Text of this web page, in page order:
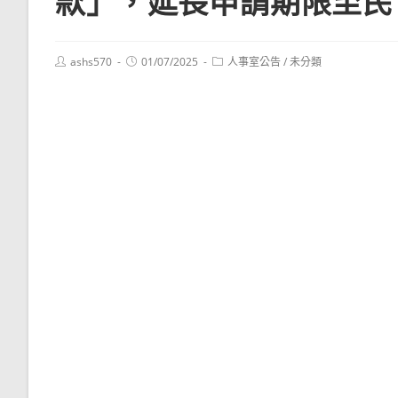
Postashs570
Post01/07/2025
Post人事室公告/未分類